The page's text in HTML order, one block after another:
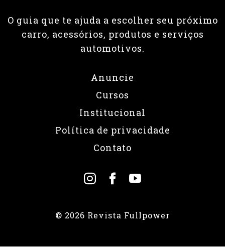
O guia que te ajuda a escolher seu próximo
carro, acessórios, produtos e serviços
automotivos.
Anuncie
Cursos
Institucional
Política de privacidade
Contato
© 2026 Revista Fullpower